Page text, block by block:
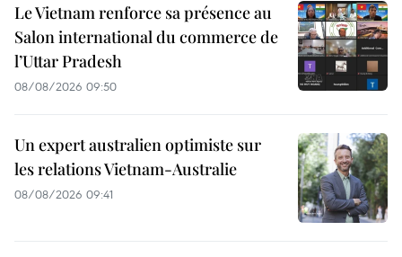
Le Vietnam renforce sa présence au
Salon international du commerce de
l’Uttar Pradesh
08/08/2026 09:50
Un expert australien optimiste sur
les relations Vietnam-Australie
08/08/2026 09:41